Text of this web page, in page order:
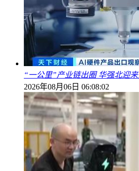
“一公里”产业链出圈 华强北迎
2026年08月06日 06:08:02